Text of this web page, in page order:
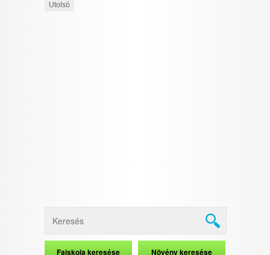
Utolsó